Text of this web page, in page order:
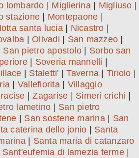
lombardo Miglierina| Migliuso
stazione Montepaone
santa lucia| Nicastro
Olivadi San mazzeo
San pietro apostolo
Sorbo san
| Soveria mannelli
Staletti' |Taverna Tiriolo
Vallefiorita| Villaggio
|Zagarise Simeri crichi
lametino
San pietro
San sostene marina| San
caterina dello jonio
Santa
| Santa maria di catanzaro
Sant'eufemia di lamezia terme|